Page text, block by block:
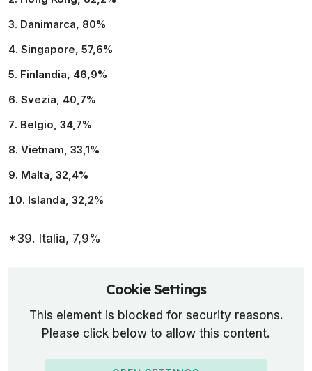
Danimarca, 80%
Singapore, 57,6%
Finlandia, 46,9%
Svezia, 40,7%
Belgio, 34,7%
Vietnam, 33,1%
Malta, 32,4%
Islanda, 32,2%
*39. Italia, 7,9%
Cookie Settings
This element is blocked for security reasons.
Please click below to allow this content.